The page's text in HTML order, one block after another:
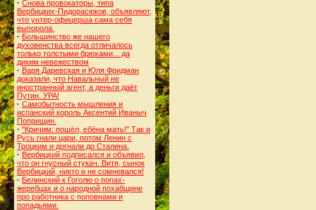
· Снова провокаторы, типа
Вербицких-Пидорасюков, объявляют,
что унтер-офицерша сама себя
выпорола.
· Большинство же нашего
духовенства всегда отличалось
только толстыми брюхами... да
диким невежеством
· Варя Даревская и Юля Фридман
доказали, что Навальный не
иностранный агент, а деньги даёт
Путин. УРА!
· Самобытность мышления и
испанский король Аксентий Иваныч
Поприщин.
· "Кричим: пошёл, ебёна мать!" Так и
Русь гнали цари, потом Ленин с
Троцким и догнали до Сталина.
· Вербицкий подписался и объявил,
что он гнусный стукач. Витя, сынок
Вербицкий, никто и не сомневался!
· Белинский к Гоголю о попах-
жеребцах и о народной похабщине
про работника с поповнами и
попадьями.